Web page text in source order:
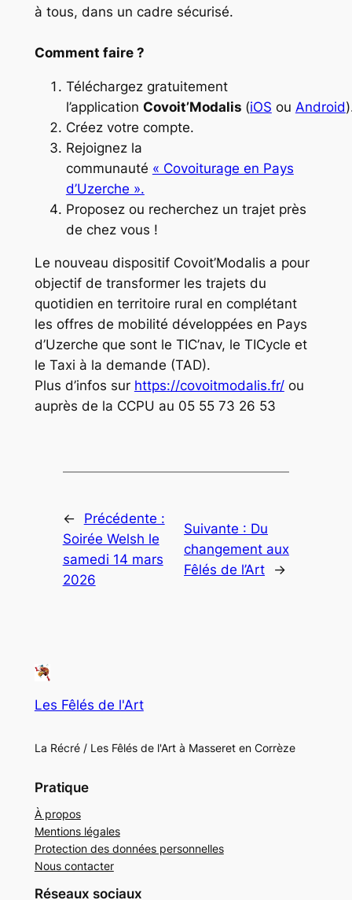
à tous, dans un cadre sécurisé.
Comment faire ?
Téléchargez gratuitement
l’application Covoit’Modalis (iOS ou Android
Créez votre compte.
Rejoignez la
communauté « Covoiturage en Pays
d’Uzerche ».
Proposez ou recherchez un trajet près
de chez vous !
Le nouveau dispositif Covoit’Modalis a pour
objectif de transformer les trajets du
quotidien en territoire rural en complétant
les offres de mobilité développées en Pays
d’Uzerche que sont le TIC’nav, le TICycle et
le Taxi à la demande (TAD).
Plus d’infos sur https://covoitmodalis.fr/ou
auprès de la CCPU au 05 55 73 26 53
←
Précédente :
Soirée Welsh le
samedi 14 mars
2026
Suivante : Du
changement aux
Fêlés de l’Art
→
Les Fêlés de l'Art
La Récré / Les Fêlés de l'Art à Masseret en Corrèze
Pratique
À propos
Mentions légales
Protection des données personnelles
Nous contacter
Réseaux sociaux